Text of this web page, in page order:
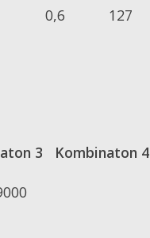
0,6 127
3 Kombinaton 4